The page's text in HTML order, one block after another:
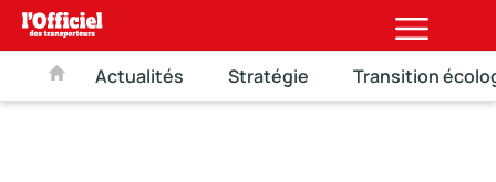
Actualités Stratégie Transition